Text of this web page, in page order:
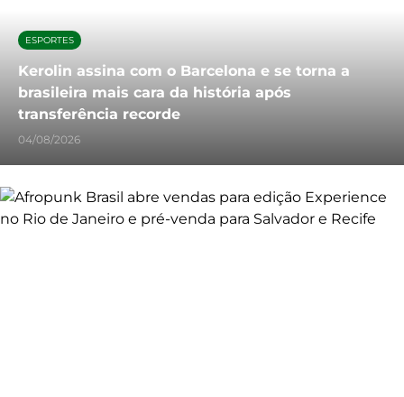
ESPORTES
Kerolin assina com o Barcelona e se torna a
brasileira mais cara da história após
transferência recorde
04/08/2026